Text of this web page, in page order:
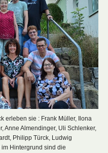
erleben sie : Frank Müller, Ilona
Anne Almendinger, Uli Schlenker,
Philipp Türck, Ludwig
Hintergrund sind die